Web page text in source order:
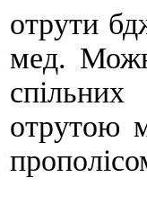
отрути
мед.
отрутою